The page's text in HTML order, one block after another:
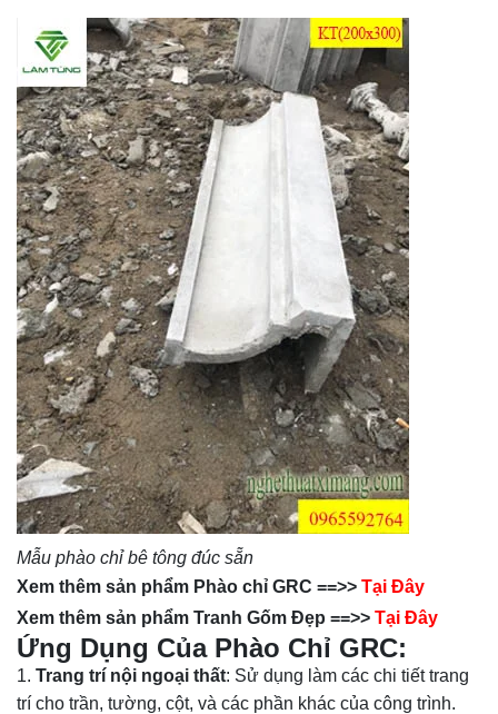
Mẫu phào chỉ bê tông đúc sẵn
Xem thêm sản phẩm Phào chỉ GRC ==>> Tại Đây
Xem thêm sản phẩm Tranh Gốm Đẹp ==>> Tại Đây
Ứng Dụng Của Phào Chỉ GRC:
Trang trí nội ngoại thất: Sử dụng làm các chi tiết trang
trí cho trần, tường, cột, và các phần khác của công trình.